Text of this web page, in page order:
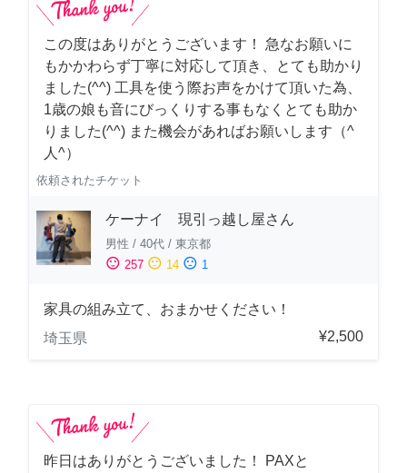
この度はありがとうございます！ 急なお願いに
もかかわらず丁寧に対応して頂き、とても助かり
ました(^^) 工具を使う際お声をかけて頂いた為、
1歳の娘も音にびっくりする事もなくとても助か
りました(^^) また機会があればお願いします（^
人^）
依頼されたチケット
ケーナイ 現引っ越し屋さん
男性 / 40代 / 東京都
sentiment_satisfied 257 sentiment_neutral 14 sentiment_dissatisfied 1
家具の組み立て、おまかせください！
埼玉県
¥2,500
昨日はありがとうございました！ PAXと